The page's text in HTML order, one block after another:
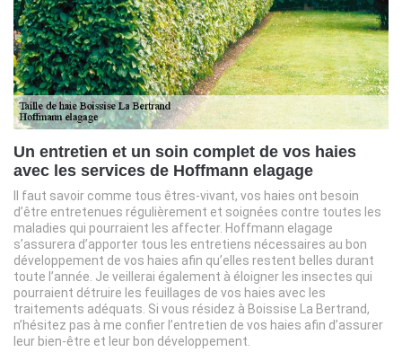
Un entretien et un soin complet de vos haies
avec les services de Hoffmann elagage
Il faut savoir comme tous êtres-vivant, vos haies ont besoin
d’être entretenues régulièrement et soignées contre toutes les
maladies qui pourraient les affecter. Hoffmann elagage
s’assurera d’apporter tous les entretiens nécessaires au bon
développement de vos haies afin qu’elles restent belles durant
toute l’année. Je veillerai également à éloigner les insectes qui
pourraient détruire les feuillages de vos haies avec les
traitements adéquats. Si vous résidez à Boissise La Bertrand,
n’hésitez pas à me confier l’entretien de vos haies afin d’assurer
leur bien-être et leur bon développement.